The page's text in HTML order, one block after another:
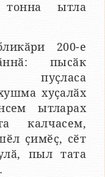
тонна ытла
200-е
пысӑк
пуҫласа
хуҫалӑх
ытларах
калчасем,
ҫимӗҫ, сӗт
пыл тата